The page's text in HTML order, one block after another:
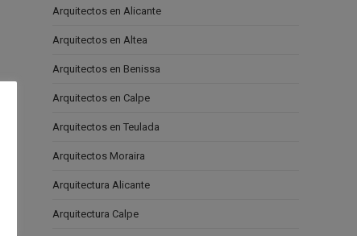
Arquitectos en Alicante
Arquitectos en Altea
Arquitectos en Benissa
Arquitectos en Calpe
Arquitectos en Teulada
Arquitectos Moraira
Arquitectura Alicante
Arquitectura Calpe